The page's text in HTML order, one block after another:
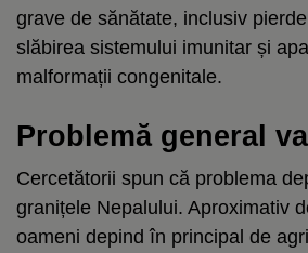
grave de sănătate, inclusiv
slăbirea sistemului imunitar și
malformații congenitale.
Problemă general
Cercetătorii spun că problema
granițele Nepalului. Aproximativ
oameni depind în principal de